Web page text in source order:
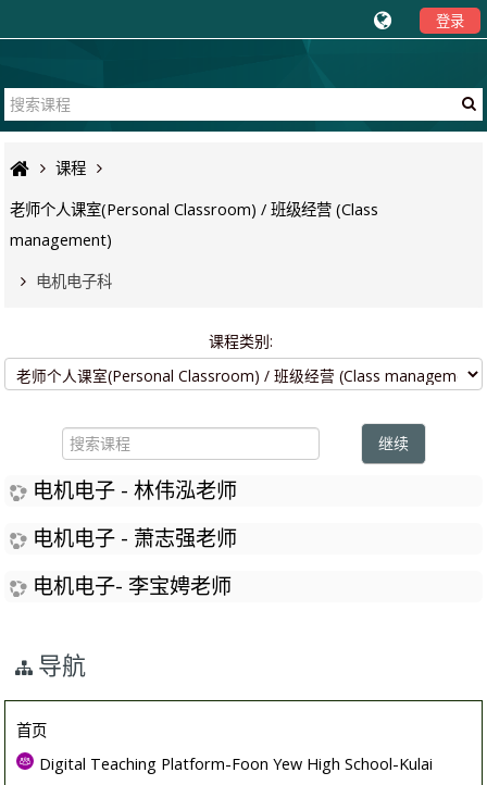
登录
课程
老师个人课室(Personal Classroom) / 班级经营 (Class
management)
电机电子科
课程类别:
索
课
程
继续
电机电子 - 林伟泓老师
电机电子 - 萧志强老师
电机电子- 李宝娉老师
导航
首页
Digital Teaching Platform-Foon Yew High School-Kulai